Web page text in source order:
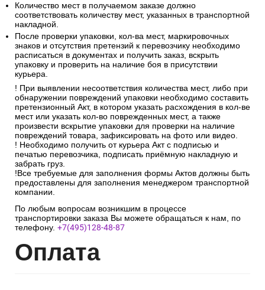
Количество мест в получаемом заказе должно
соответствовать количеству мест, указанных в транспортной
накладной.
После проверки упаковки, кол-ва мест, маркировочных
знаков и отсутствия претензий к перевозчику необходимо
расписаться в документах и получить заказ, вскрыть
упаковку и проверить на наличие боя в присутствии
курьера.
! При выявлении несоответствия количества мест, либо при
обнаружении повреждений упаковки необходимо составить
претензионный Акт, в котором указать расхождения в кол-ве
мест или указать кол-во поврежденных мест, а также
произвести вскрытие упаковки для проверки на наличие
повреждений товара, зафиксировать на фото или видео.
! Необходимо получить от курьера Акт с подписью и
печатью перевозчика, подписать приёмную накладную и
забрать груз.
!Все требуемые для заполнения формы Актов должны быть
предоставлены для заполнения менеджером транспортной
компании.
По любым вопросам возникшим в процессе
транспортировки заказа Вы можете обращаться к нам, по
телефону. +7(495)128-48-87
Оплата